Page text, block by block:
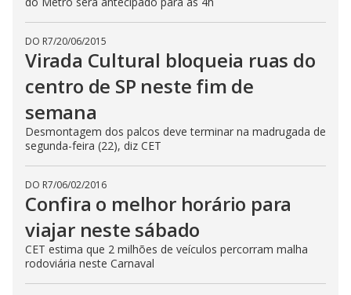
DO R7/20/06/2015
Virada Cultural bloqueia ruas do
centro de SP neste fim de
semana
Desmontagem dos palcos deve terminar na madrugada de
segunda-feira (22), diz CET
DO R7/06/02/2016
Confira o melhor horário para
viajar neste sábado
CET estima que 2 milhões de veículos percorram malha
rodoviária neste Carnaval